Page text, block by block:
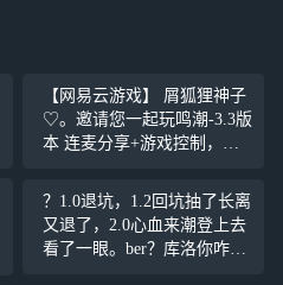
【网易云游戏】 屑狐狸神子
♡。邀请您一起玩鸣潮-3.3版
本 连麦分享+游戏控制，关
吧~ https://cg.163.com?page=l
ive&user_id=63c67e0
？1.0退坑，1.2回坑抽了长离
又退了，2.0心血来潮登上去
看了一眼。ber？库洛你咋把